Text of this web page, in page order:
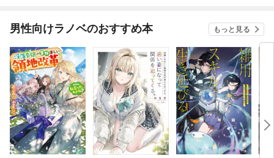
男性向けラノベのおすすめ本 もっと見る